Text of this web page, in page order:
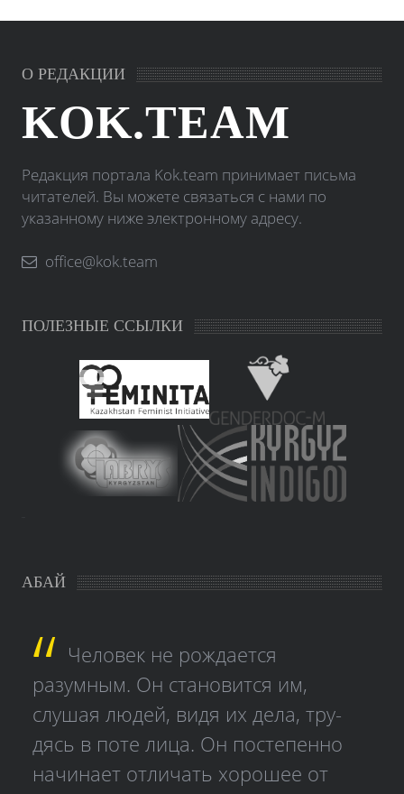
О РЕДАКЦИИ
KOK.TEAM
Редакция портала Kok.team принимает письма
читателей. Вы можете связаться с нами по
указанному ниже электронному адресу.
office@kok.team
ПОЛЕЗНЫЕ ССЫЛКИ
АБАЙ
Человек не рождается
разумным. Он становится им,
слушая людей, видя их дела, тру­
дясь в поте лица. Он постепенно
начинает отличать хорошее от